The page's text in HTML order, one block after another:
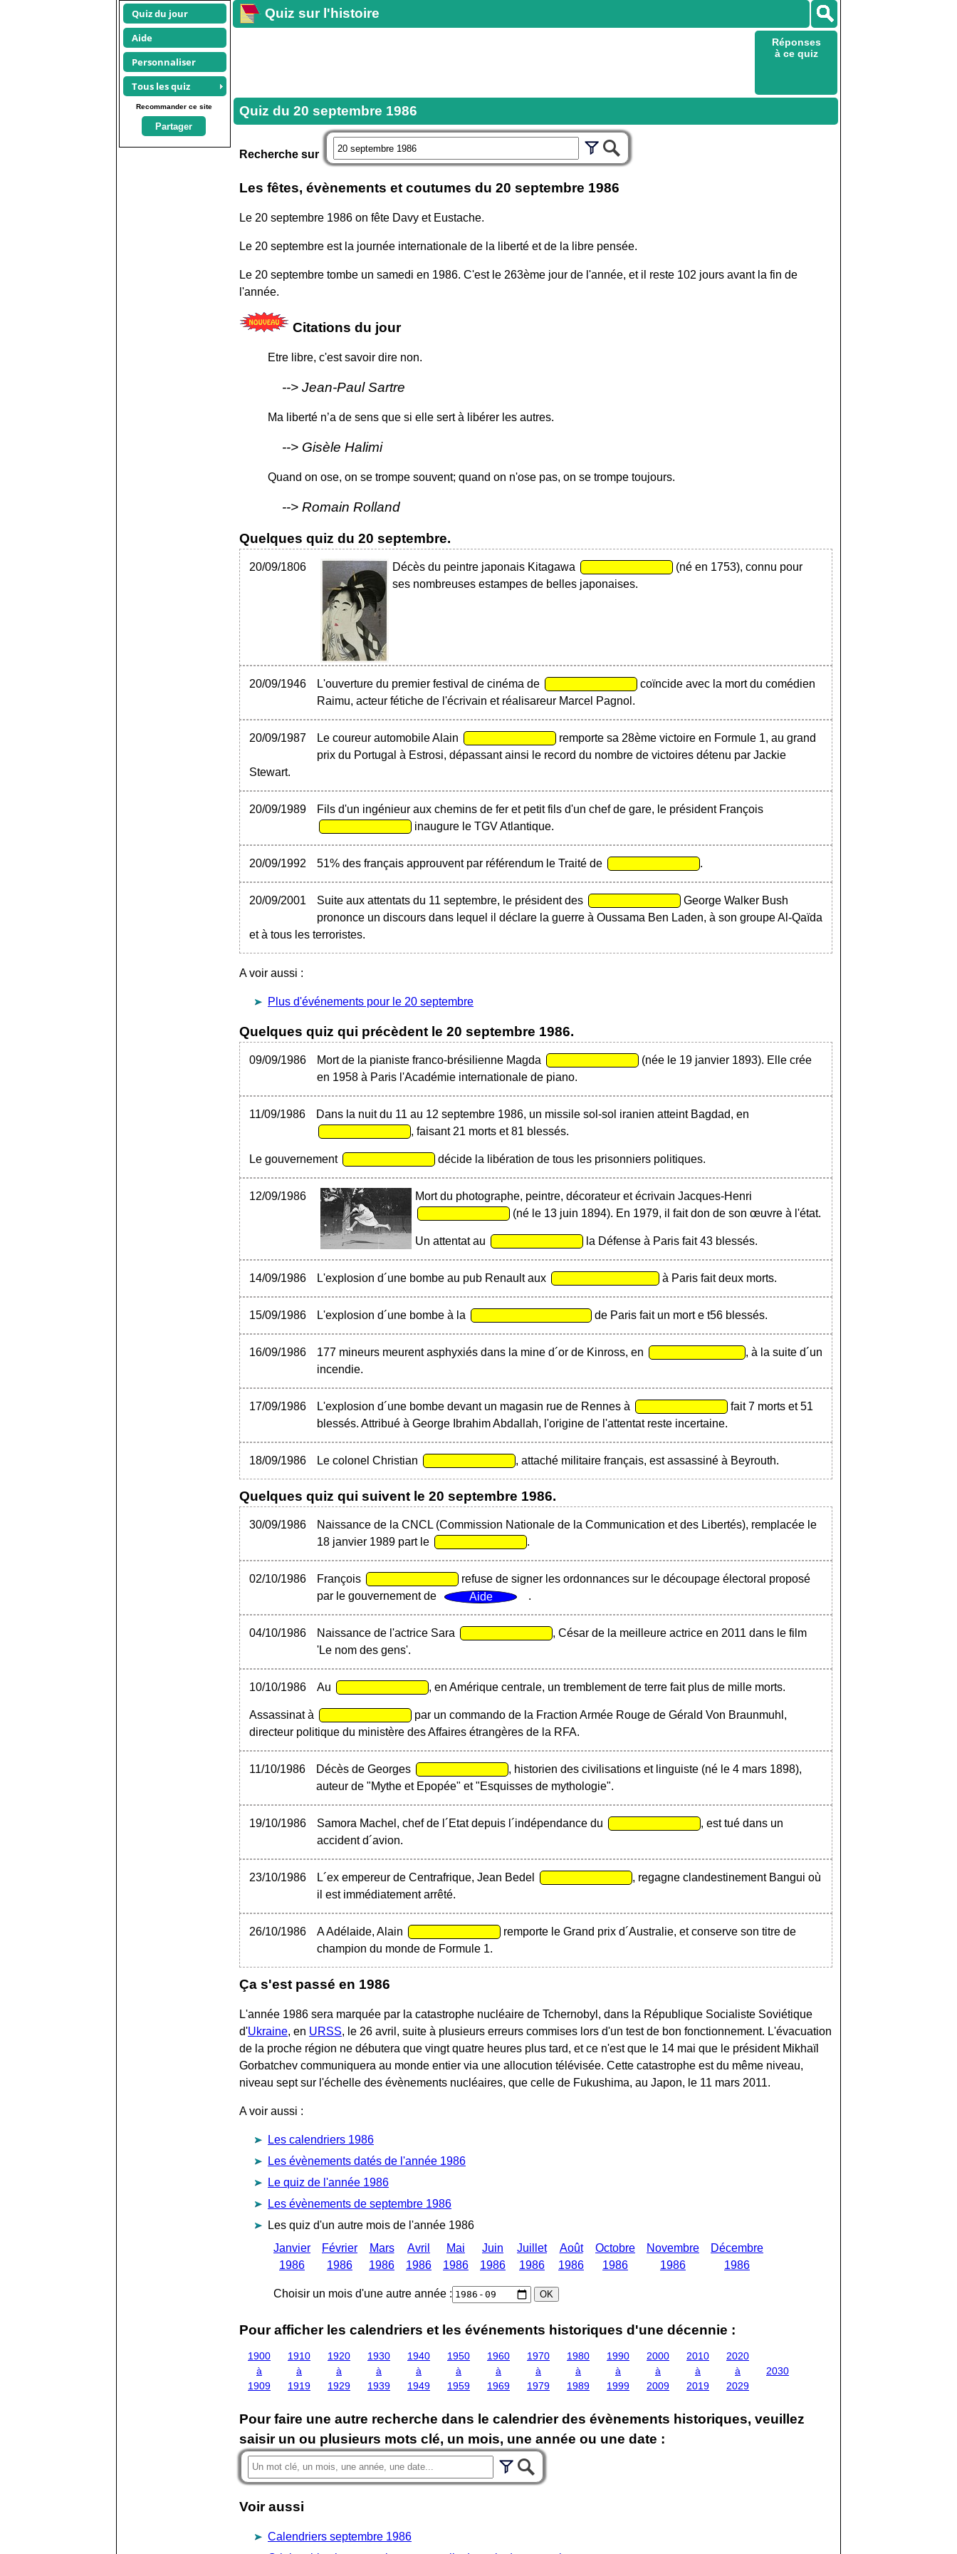
Quiz du jour
Aide
Personnaliser
Tous les quiz
Recommander ce site
Partager
Quiz sur l'histoire
Réponses
à ce quiz
Quiz du 20 septembre 1986
Recherche sur
Les fêtes, évènements et coutumes du 20 septembre 1986
Le 20 septembre 1986 on fête Davy et Eustache.
Le 20 septembre est la journée internationale de la liberté et de la libre pensée.
Le 20 septembre tombe un samedi en 1986. C'est le 263ème jour de l'année, et il reste 102 jours avant la fin de
l'année.
Citations du jour
Etre libre, c'est savoir dire non.
Jean-Paul Sartre
Ma liberté n’a de sens que si elle sert à libérer les autres.
Gisèle Halimi
Quand on ose, on se trompe souvent; quand on n'ose pas, on se trompe toujours.
Romain Rolland
Quelques quiz du 20 septembre.
20/09/1806 Décès du peintre japonais Kitagawa
(né en 1753), connu pour
ses nombreuses estampes de belles japonaises.
20/09/1946 L'ouverture du premier festival de cinéma de
coïncide avec la mort du comédien
Raimu, acteur fétiche de l'écrivain et réalisareur Marcel Pagnol.
20/09/1987 Le coureur automobile Alain
remporte sa 28ème victoire en Formule 1, au grand
prix du Portugal à Estrosi, dépassant ainsi le record du nombre de victoires détenu par Jackie
Stewart.
20/09/1989
Fils d'un ingénieur aux chemins de fer et petit fils d'un chef de gare, le président François
inaugure le TGV Atlantique.
20/09/1992 51% des français approuvent par référendum le Traité de .
20/09/2001 Suite aux attentats du 11 septembre, le président des
George Walker Bush
prononce un discours dans lequel il déclare la guerre à Oussama Ben Laden, à son groupe Al-Qaïda
et à tous les terroristes.
A voir aussi :
Plus d'événements pour le 20 septembre
Quelques quiz qui précèdent le 20 septembre 1986.
09/09/1986 Mort de la pianiste franco-brésilienne Magda
(née le 19 janvier 1893). Elle crée
en 1958 à Paris l'Académie internationale de piano.
11/09/1986
Dans la nuit du 11 au 12 septembre 1986, un missile sol-sol iranien atteint Bagdad, en
, faisant 21 morts et 81 blessés.
Le gouvernement décide la libération de tous les prisonniers politiques.
12/09/1986
Mort du photographe, peintre, décorateur et écrivain Jacques-Henri
(né le 13 juin 1894). En 1979, il fait don de son œuvre à l'état.
Un attentat au la Défense à Paris fait 43 blessés.
14/09/1986 L'explosion d´une bombe au pub Renault aux à Paris fait deux morts.
15/09/1986 L'explosion d´une bombe à la de Paris fait un mort e t56 blessés.
16/09/1986 177 mineurs meurent asphyxiés dans la mine d´or de Kinross, en
, à la suite d´un
incendie.
17/09/1986 L'explosion d´une bombe devant un magasin rue de Rennes à
fait 7 morts et 51
blessés. Attribué à George Ibrahim Abdallah, l'origine de l'attentat reste incertaine.
18/09/1986 Le colonel Christian , attaché militaire français, est assassiné à Beyrouth.
Quelques quiz qui suivent le 20 septembre 1986.
30/09/1986
Naissance de la CNCL (Commission Nationale de la Communication et des Libertés), remplacée le
18 janvier 1989 part le
.
02/10/1986 François
refuse de signer les ordonnances sur le découpage électoral proposé
par le gouvernement de
.
04/10/1986 Naissance de l'actrice Sara
, César de la meilleure actrice en 2011 dans le film
'Le nom des gens'.
10/10/1986 Au , en Amérique centrale, un tremblement de terre fait plus de mille morts.
Assassinat à
par un commando de la Fraction Armée Rouge de Gérald Von Braunmuhl,
directeur politique du ministère des Affaires étrangères de la RFA.
11/10/1986 Décès de Georges
, historien des civilisations et linguiste (né le 4 mars 1898),
auteur de "Mythe et Epopée" et "Esquisses de mythologie".
19/10/1986 Samora Machel, chef de l´Etat depuis l´indépendance du
, est tué dans un
accident d´avion.
23/10/1986 L´ex empereur de Centrafrique, Jean Bedel
, regagne clandestinement Bangui où
il est immédiatement arrêté.
26/10/1986 A Adélaide, Alain
remporte le Grand prix d´Australie, et conserve son titre de
champion du monde de Formule 1.
Ça s'est passé en 1986
L'année 1986 sera marquée par la catastrophe nucléaire de Tchernobyl, dans la République Socialiste Soviétique
d'Ukraine, en URSS, le 26 avril, suite à plusieurs erreurs commises lors d'un test de bon fonctionnement. L'évacuation
de la proche région ne débutera que vingt quatre heures plus tard, et ce n'est que le 14 mai que le président Mikhaïl
Gorbatchev communiquera au monde entier via une allocution télévisée. Cette catastrophe est du même niveau,
niveau sept sur l'échelle des évènements nucléaires, que celle de Fukushima, au Japon, le 11 mars 2011.
A voir aussi :
Les calendriers 1986
Les évènements datés de l'année 1986
Le quiz de l'année 1986
Les évènements de septembre 1986
Les quiz d'un autre mois de l'année 1986
Janvier
1986
Février
1986
Mars
1986
Avril
1986
Mai
1986
Juin
1986
Juillet
1986
Août
1986
Octobre
1986
Novembre
1986
Décembre
1986
Choisir un mois d'une autre année :
Pour afficher les calendriers et les événements historiques d'une décennie :
1900
à
1909
1910
à
1919
1920
à
1929
1930
à
1939
1940
à
1949
1950
à
1959
1960
à
1969
1970
à
1979
1980
à
1989
1990
à
1999
2000
à
2009
2010
à
2019
2020
à
2029
2030
Pour faire une autre recherche dans le calendrier des évènements historiques, veuillez
saisir un ou plusieurs mots clé, un mois, une année ou une date :
Voir aussi
Calendriers septembre 1986